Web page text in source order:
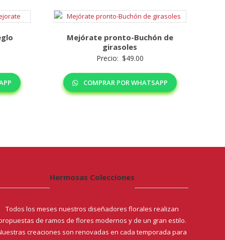
Mejórate pronto-Buchón de
girasoles
Precio: $49.00
COMPRAR POR WHATSAPP
Hermosas Colecciones
Todos los meses nuestros diseñadores florales realizan
de ramos de flores modernos y de un gran estilo.
creaciones son renovadas en cada temporada para